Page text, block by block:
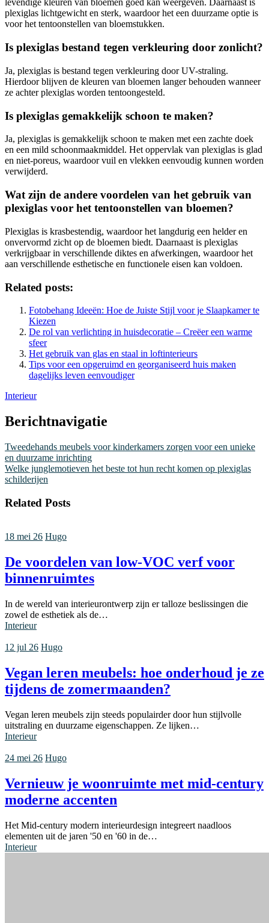
levendige kleuren van bloemen goed kan weergeven. Daarnaast is
plexiglas lichtgewicht en sterk, waardoor het een duurzame optie is
voor het tentoonstellen van bloemstukken.
Is plexiglas bestand tegen verkleuring door zonlicht?
Ja, plexiglas is bestand tegen verkleuring door UV-straling.
Hierdoor blijven de kleuren van bloemen langer behouden wanneer
ze achter plexiglas worden tentoongesteld.
Is plexiglas gemakkelijk schoon te maken?
Ja, plexiglas is gemakkelijk schoon te maken met een zachte doek
en een mild schoonmaakmiddel. Het oppervlak van plexiglas is glad
en niet-poreus, waardoor vuil en vlekken eenvoudig kunnen worden
verwijderd.
Wat zijn de andere voordelen van het gebruik van
plexiglas voor het tentoonstellen van bloemen?
Plexiglas is krasbestendig, waardoor het langdurig een helder en
onvervormd zicht op de bloemen biedt. Daarnaast is plexiglas
verkrijgbaar in verschillende diktes en afwerkingen, waardoor het
aan verschillende esthetische en functionele eisen kan voldoen.
Related posts:
Fotobehang Ideeën: Hoe de Juiste Stijl voor je Slaapkamer te
Kiezen
De rol van verlichting in huisdecoratie – Creëer een warme
sfeer
Het gebruik van glas en staal in loftinterieurs
Tips voor een opgeruimd en georganiseerd huis maken
dagelijks leven eenvoudiger
Interieur
Berichtnavigatie
Tweedehands meubels voor kinderkamers zorgen voor een unieke
en duurzame inrichting
Welke junglemotieven het beste tot hun recht komen op plexiglas
schilderijen
Related Posts
18 mei 26 Hugo
De voordelen van low-VOC verf voor
binnenruimtes
In de wereld van interieurontwerp zijn er talloze beslissingen die
zowel de esthetiek als de…
Interieur
12 jul 26 Hugo
Vegan leren meubels: hoe onderhoud je ze
tijdens de zomermaanden?
Vegan leren meubels zijn steeds populairder door hun stijlvolle
uitstraling en duurzame eigenschappen. Ze lijken…
Interieur
24 mei 26 Hugo
Vernieuw je woonruimte met mid-century
moderne accenten
Het Mid-century modern interieurdesign integreert naadloos
elementen uit de jaren '50 en '60 in de…
Interieur